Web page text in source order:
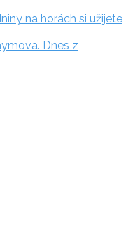
na horách si užijete
Dnes z